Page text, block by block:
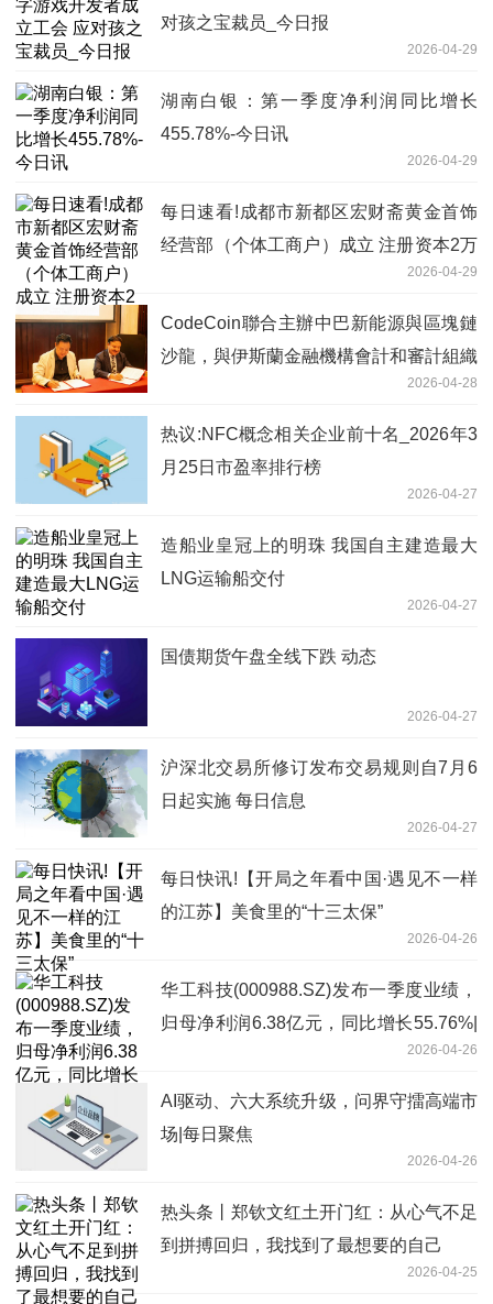
对孩之宝裁员_今日报
2026-04-29
湖南白银：第一季度净利润同比增长
455.78%-今日讯
2026-04-29
每日速看!成都市新都区宏财斋黄金首饰
经营部（个体工商户）成立 注册资本2万
2026-04-29
CodeCoin聯合主辦中巴新能源與區塊鏈
沙龍，與伊斯蘭金融機構會計和審計組織
2026-04-28
热议:NFC概念相关企业前十名_2026年3
月25日市盈率排行榜
2026-04-27
造船业皇冠上的明珠 我国自主建造最大
LNG运输船交付
2026-04-27
国债期货午盘全线下跌 动态
2026-04-27
沪深北交易所修订发布交易规则自7月6
日起实施 每日信息
2026-04-27
每日快讯!【开局之年看中国·遇见不一样
的江苏】美食里的“十三太保”
2026-04-26
华工科技(000988.SZ)发布一季度业绩，
归母净利润6.38亿元，同比增长55.76%|
2026-04-26
AI驱动、六大系统升级，问界守擂高端市
场|每日聚焦
2026-04-26
热头条丨郑钦文红土开门红：从心气不足
到拼搏回归，我找到了最想要的自己
2026-04-25